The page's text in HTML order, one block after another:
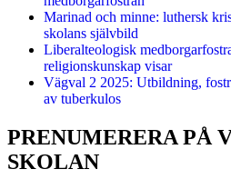
Marinad och minne: luthersk
skolans självbild
Liberalteologisk
religionskunskap visar
Vägval 2 2025: Utbildning,
av tuberkulos
PRENUMERERA PÅ
SKOLAN